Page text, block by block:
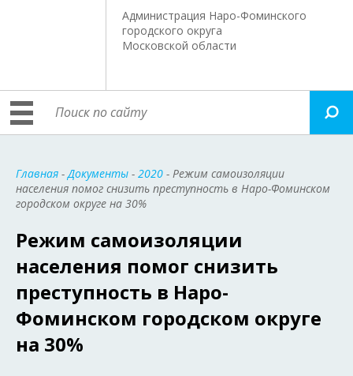
Администрация Наро-Фоминского
городского округа
Московской области
Главная -Документы - 2020 - Режим самоизоляции
населения помог снизить преступность в Наро-Фоминском
городском округе на 30%
Режим самоизоляции
населения помог снизить
преступность в Наро-
Фоминском городском округе
на 30%